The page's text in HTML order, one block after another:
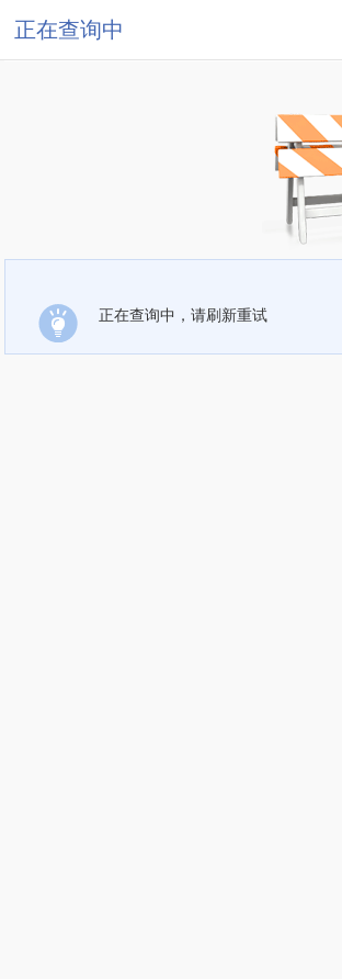
正在查询中
正在查询中，请刷新重试